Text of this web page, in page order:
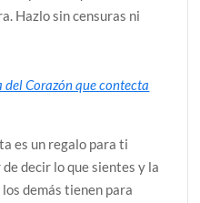
Hazlo sin censuras ni
del Corazón que contecta
es un regalo para ti
decir lo que sientes y la
demás tienen para